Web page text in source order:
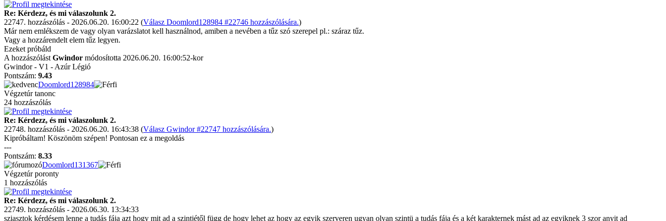
Re: Kérdezz, és mi válaszolunk 2.
22747. hozzászólás - 2026.06.20. 16:00:22 (Válasz Doomlord128984 #22746 hozzászólására.)
Már nem emlékszem de vagy olyan varázslatot kell használnod, amiben a nevében a tűz szó szerepel pl.: száraz tűz.
Vagy a hozzárendelt elem tűz legyen.
Ezeket próbáld
A hozzászólást Gwindor módosította 2026.06.20. 16:00:52-kor
Gwindor - V1 - Azúr Légió
Pontszám: 9.43
Doomlord128984
Végzetúr tanonc
24 hozzászólás
Re: Kérdezz, és mi válaszolunk 2.
22748. hozzászólás - 2026.06.20. 16:43:38 (Válasz Gwindor #22747 hozzászólására.)
Kipróbáltam! Köszönöm szépen! Pontosan ez a megoldás
---
Pontszám: 8.33
Doomlord131367
Végzetúr poronty
1 hozzászólás
Re: Kérdezz, és mi válaszolunk 2.
22749. hozzászólás - 2026.06.30. 13:34:33
sziasztok kérdésem lenne a tudás fája azt hogy mit ad a szintjétől függ de hogy lehet az hogy az egyik szerveren ugyan olyan szintü a tudás fája és a két karakternek mást ad az egyiknek 3 szor anyit ad